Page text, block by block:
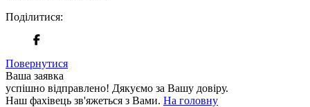
Поділитися:
Повернутися
Ваша заявка
успішно відправлено! Дякуємо за Вашу довіру.
Наш фахівець зв'яжеться з Вами. На головну